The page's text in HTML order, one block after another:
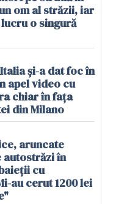
om al străzii, iar
o singură
și-a dat foc în
apel video cu
chiar în fața
din Milano
aruncate
în
cu
au cerut 1200 lei